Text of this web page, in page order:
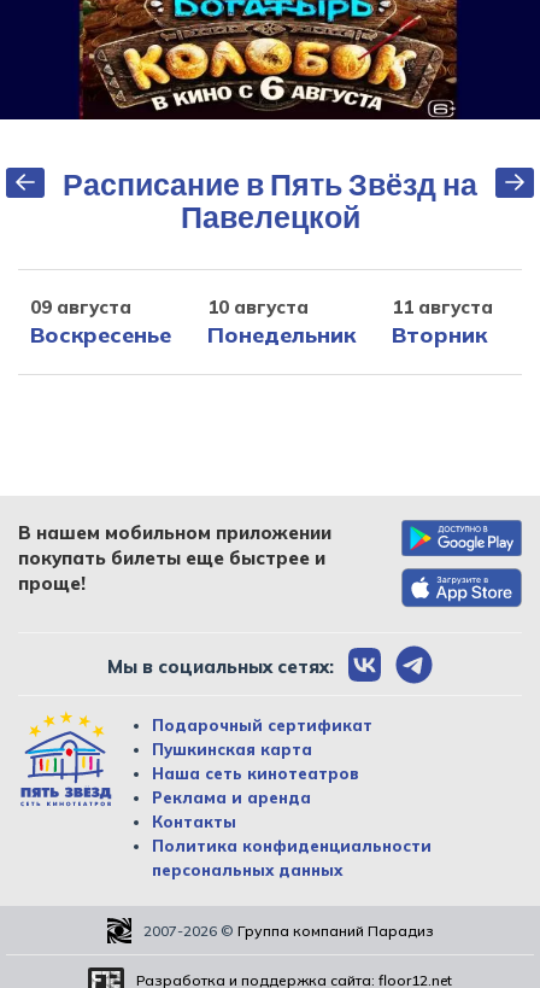
Расписание в Пять Звёзд на
Павелецкой
09 августа
Воскресенье
10 августа
Понедельник
11 августа
Вторник
В нашем мобильном приложении
покупать билеты еще быстрее и
проще!
Мы в социальных сетях:
Подарочный сертификат
Пушкинская карта
Наша сеть кинотеатров
Реклама и аренда
Контакты
Политика конфиденциальности
персональных данных
2007-2026 © Группа компаний Парадиз
Разработка и поддержка сайта: floor12.net